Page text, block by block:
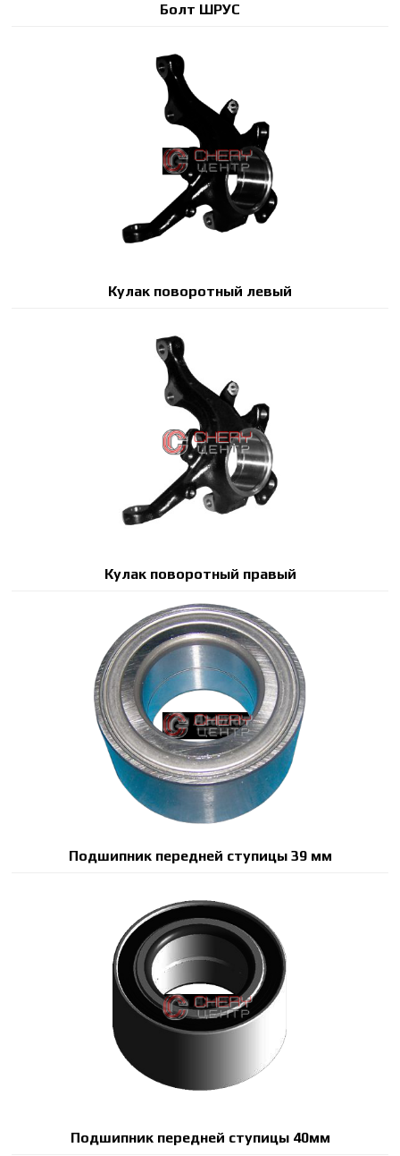
Болт ШРУС
Кулак поворотный левый
Кулак поворотный правый
Подшипник передней ступицы 39 мм
Подшипник передней ступицы 40мм